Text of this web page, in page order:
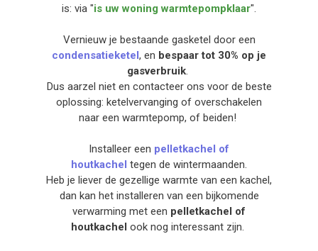
is: via "is uw woning warmtepompklaar".
Vernieuw je bestaande gasketel door een
condensatieketel, en bespaar tot 30% op je
gasverbruik.
Dus aarzel niet en contacteer ons voor de beste
oplossing: ketelvervanging of overschakelen
naar een warmtepomp, of beiden!
Installeer een pelletkachel of
houtkachel tegen de wintermaanden.
Heb je liever de gezellige warmte van een kachel,
dan kan het installeren van een bijkomende
verwarming met een pelletkachel of
houtkachel ook nog interessant zijn.